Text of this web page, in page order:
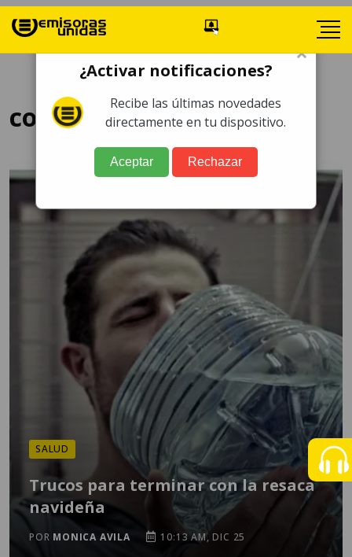
como acabar resaca
SALUD
Trucos para terminar con la resaca
navideña
POR MONICA AVILA 10:13 AM, DIC 25
×
¿Activar notificaciones?
Recibe las últimas novedades
directamente en tu dispositivo.
Aceptar Rechazar